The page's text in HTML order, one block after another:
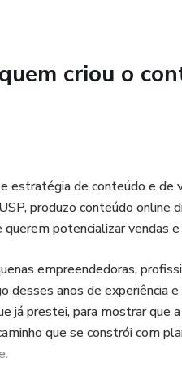
criou o
estratégia de conteúdo e
produzo conteúdo online
potencializar vendas
empreendedoras,
desses anos de
já prestei, para mostrar que
que se constrói com